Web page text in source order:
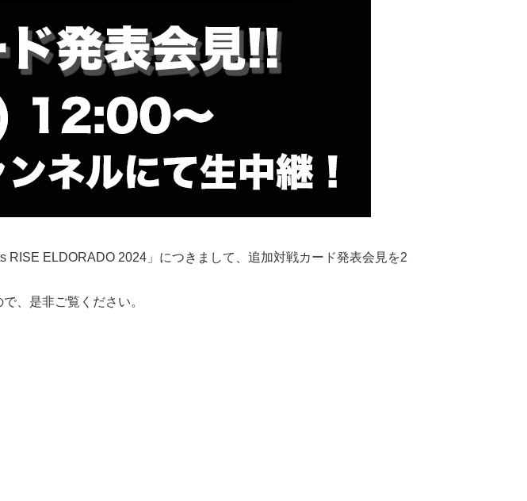
ELDORADO 2024」につきまして、追加対戦カード発表会見を2
、是非ご覧ください。